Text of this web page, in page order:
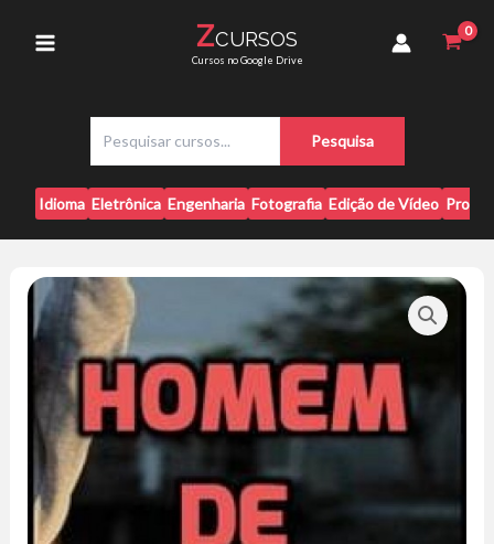
Menu
ZCURSOS
Cursos no Google Drive
s
q
u
i
a
Pesquisa
Idioma Eletrônica Engenharia Fotografia Edição de Vídeo